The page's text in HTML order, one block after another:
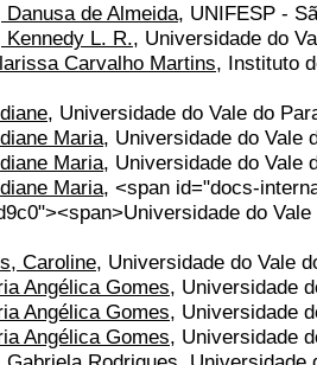
Danusa de Almeida, UNIFESP -
Kennedy L. R., Universidade do
Carvalho Martins, Instituto
, Universidade do Vale do
Maria, Universidade do Vale
Maria, Universidade do Vale
Maria, <span id="docs-
do
Caroline, Universidade do Vale
Angélica Gomes, Universidade
Angélica Gomes, Universidade
Angélica Gomes, Universidade